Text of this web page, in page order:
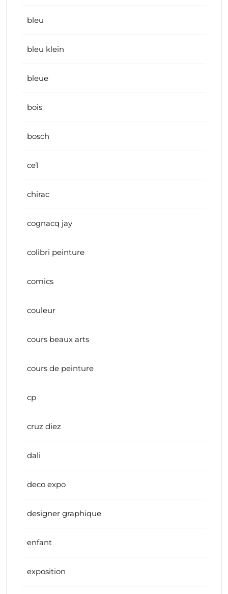
bleu
bleu klein
bleue
bois
bosch
ce1
chirac
cognacq jay
colibri peinture
comics
couleur
cours beaux arts
cours de peinture
cp
cruz diez
dali
deco expo
designer graphique
enfant
exposition